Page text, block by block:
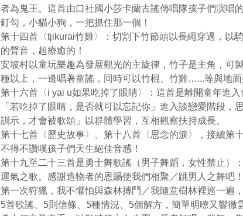
者為鬼王。這首由口社國小莎卡蘭古謠傳唱隊孩子們演唱
釘勾，小貓小狗，一把抓住那一個！
第十四首〈tjikurai竹雞〉：切割下竹節頭以長繩穿過，以
的聲音，超療癒的！
安坡村以童玩樂趣為發展觀光的主旋律，竹子是主角，
種以上，一邊唱著童謠，同時可以竹棍、竹雞…...等與地面
第十六首〈i yai u如果吃掉了眼睛〉：這首是離開童年進入
「若吃掉了眼睛，是否就可以忘記你」進入談戀愛階段，
訓示，才會被歌頌」以群體學習，互相觀察扶持成長。
第十七首〈歷史故事〉、第十八首〈思念的淚〉，接續第
不得不讚嘆孩子們天生絕佳音感！
第十九至二十三首是勇士舞歌謠（男子舞蹈，女性禁止）
運氣之歌。感謝造物者的恩賜使我們相聚／跳男人之舞吧
第一次狩獵，我不懼怕與森林搏鬥／我隨意樹林裡巡一遍
5首歌謠、5則信條、5種情況、5個解方，簡單明暸又響徹